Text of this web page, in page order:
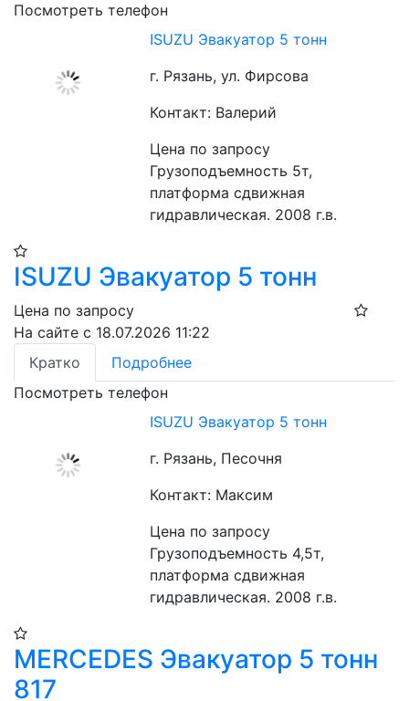
Посмотреть телефон
ISUZU Эвакуатор 5 тонн
г. Рязань, ул. Фирсова
Контакт: Валерий
Цена по запросу
Грузоподъемность 5т,
платформа сдвижная
гидравлическая. 2008 г.в.
ISUZU Эвакуатор 5 тонн
Цена по запросу
На сайте с 18.07.2026 11:22
Кратко
Подробнее
Посмотреть телефон
ISUZU Эвакуатор 5 тонн
г. Рязань, Песочня
Контакт: Максим
Цена по запросу
Грузоподъемность 4,5т,
платформа сдвижная
гидравлическая. 2008 г.в.
MERCEDES Эвакуатор 5 тонн
817